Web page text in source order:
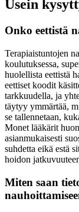
Usein
Onko eettistä
Terapiaistuntojen
koulutuksessa,
huolellista eettistä
eettiset koodit
tarkkuudella, ja
täytyy ymmärtää,
se tallennetaan,
Monet lääkärit
asianmukaisesti
suhdetta eikä estä
hoidon
Miten saan